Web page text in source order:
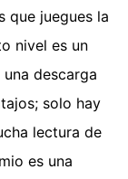
que juegues la
nivel es un
descarga
solo hay
lectura de
es una